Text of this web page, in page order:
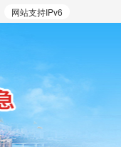
网站支持IPv6